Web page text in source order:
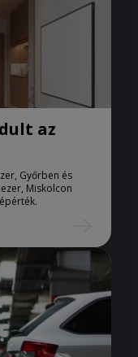
az
Győrben és
Miskolcon